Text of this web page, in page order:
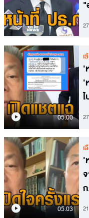
05.00
เ
'
'
05.03
เ
'